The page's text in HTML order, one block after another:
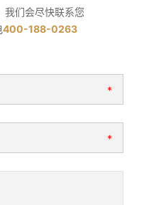
我们会尽快联系您
400-188-0263
*
*